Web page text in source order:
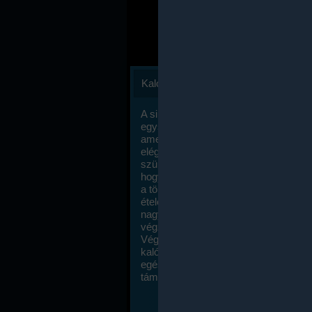
Kalóriaszámlálás
A sikeres fogyás titka valójában igen
egyszerű: égess több energiát, mint
amennyit beviszel. Természetesen
elég nagy fegyelemre és akaraterőre
szükség, de meglepődve fogod
hogy a kalóriaszámolás mennyire
a többi diétához képest. Itt nincsenek
ételek és a megengedett kalóriabevitelt
nagymértékben növelheted ha
végzel.
Végül, de nem utolsó sorban, a
kalóriaszámolás módszerét a legtöbb
egészségügyi szakorvos ajánlja és
támogatja.